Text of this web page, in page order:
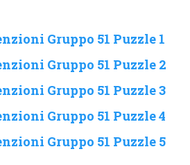
Gruppo 51 Puzzle 1
Gruppo 51 Puzzle 2
Gruppo 51 Puzzle 3
Gruppo 51 Puzzle 4
Gruppo 51 Puzzle 5